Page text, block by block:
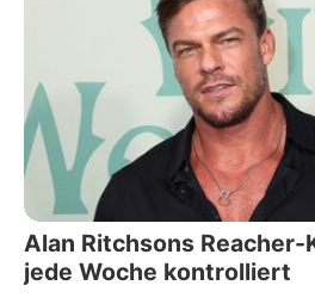
Alan Ritchsons Reacher-
jede Woche kontrolliert